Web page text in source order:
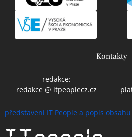
Kontakty
redakce:
redakce @ itpeoplecz.cz
představení IT People a popis